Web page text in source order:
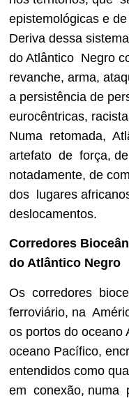
epistemológicas e
Deriva dessa
do Atlântico Negro
revanche, arma,
a persistência de
eurocêntricas,
Numa retomada,
artefato de força,
notadamente, de
dos lugares
deslocamentos.
Corredores
do Atlântico Negro
Os corredores
ferroviário, na
os portos do oceano
oceano Pacífico,
entendidos como
em conexão, numa